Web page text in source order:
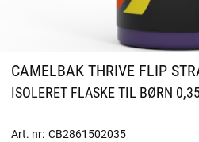
CAMELBAK THRIVE FLIP
ISOLERET FLASKE TIL BØRN
Art. nr: CB2861502035